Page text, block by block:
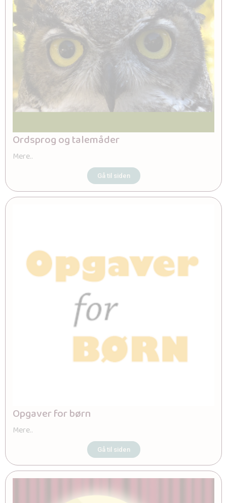
Ordsprog og talemåder
Mere..
Gå til siden
Opgaver for børn
Mere..
Gå til siden